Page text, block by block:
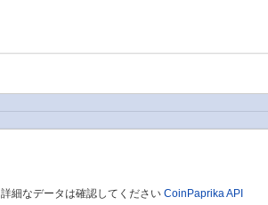
詳細なデータは確認してください CoinPaprika API